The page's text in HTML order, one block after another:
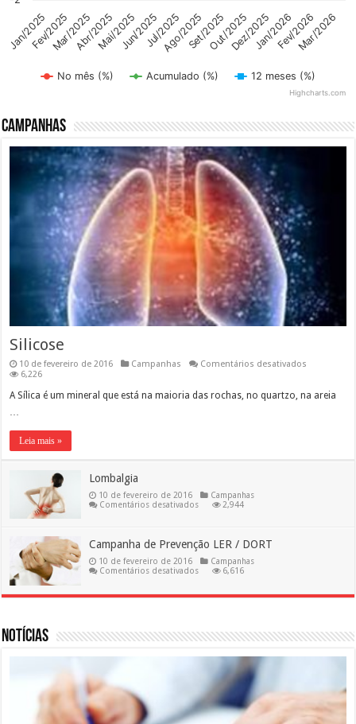
No mês (%) Acumulado (%) 12 meses (%)
Jan/2025Fev/2025Mar/2025Abr/2025Mai/2025Jun/2025Jul/2025Ago/2025Set/2025Out/2025Dez/2025Jan/2026Fev/2026Mar/2026
Highcharts.com
Campanhas
Silicose
10 de fevereiro de 2016 Campanhas Comentários desativados
6,226
A Sílica é um mineral que está na maioria das rochas, no quartzo, na areia
…
Leia mais »
Lombalgia
10 de fevereiro de 2016
Campanhas
Comentários desativadosem
2,944
Campanha de Prevenção LER / DORT
10 de fevereiro de 2016
Campanhas
Comentários desativadosem
Prevenção
6,616
Notícias